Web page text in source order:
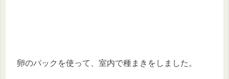
卵のパックを使って、室内で種まきをしました。